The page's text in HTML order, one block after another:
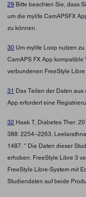
29 Bitte beachten Sie, dass
um die mylife CamAPSFX
zu können.
30 Um mylife Loop nutzen
CamAPS FX App
verbundenen FreeStyle
31 Das Teilen der Daten
App erfordert eine
32 Haak T, Diabetes Ther.
388: 2254–2263.
1487. * Die Daten dieser
erhoben. FreeStyle Libre 3
FreeStyle Libre-System mit
Studiendaten auf beide